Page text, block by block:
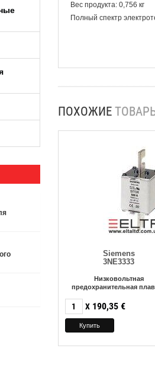
— это
датчик,
в
Вес продукта: 0,756 кг
Полный спектр
ПОХОЖИЕ
Siemens
3NE3333
Низковольтная
предохранительная
X 190,35 €